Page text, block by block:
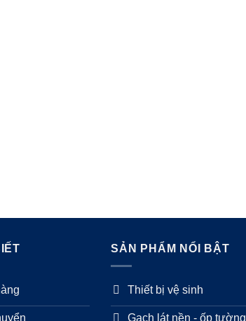
SẢN PHẨM NỔI BẬT
Thiết bị vệ sinh
Gạch lát nền - ốp tường